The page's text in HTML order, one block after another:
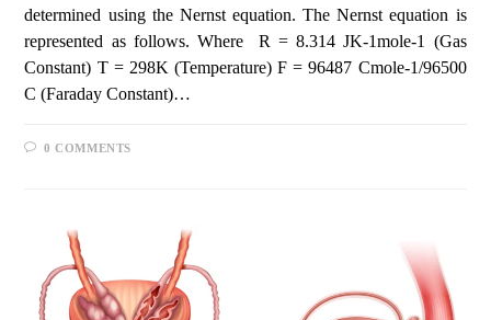
determined using the Nernst equation. The Nernst equation is
represented as follows. Where R = 8.314 JK-1mole-1 (Gas
Constant) T = 298K (Temperature) F = 96487 Cmole-1/96500
C (Faraday Constant)…
0 COMMENTS